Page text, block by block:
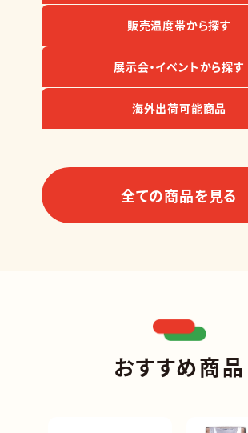
販売温度帯から探す
展示会・イベントから探す
海外出荷可能商品
全ての商品を見る
おすすめ商品